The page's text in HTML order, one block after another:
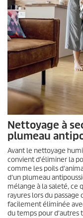
Nettoyage à
plumeau
Avant le nettoyage
convient d'éliminer la
comme les poils
d'un plumeau
mélange à la saleté, ce
rayures lors du
facilement éliminée
du temps pour d'autres